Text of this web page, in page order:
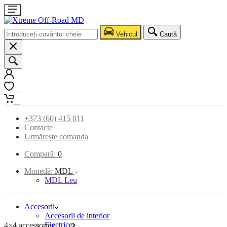
Vehicul Caută
+373 (60) 415 011
Contacte
Urmărește comanda
Compară: 0
Monedă: MDL
MDL Leu
Accesorii
Accesorii de interior
Electrice
4×4 accessories